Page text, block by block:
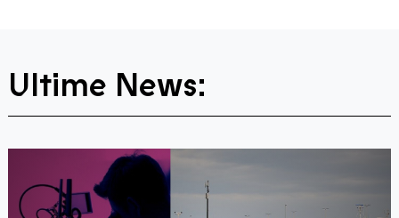
Ultime News: